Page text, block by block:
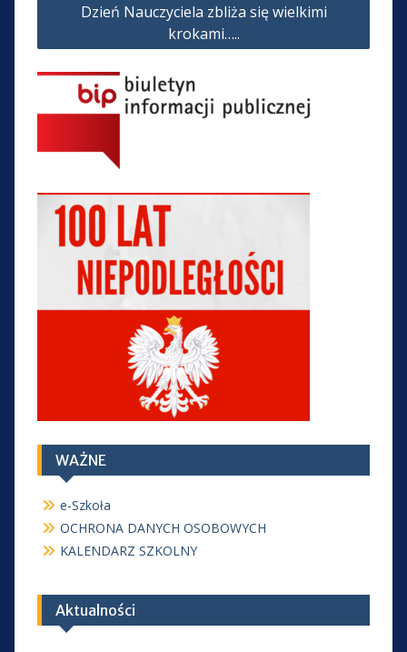
Dzień Nauczyciela zbliża się wielkimi
krokami…..
WAŻNE
e-Szkoła
OCHRONA DANYCH OSOBOWYCH
KALENDARZ SZKOLNY
Aktualności